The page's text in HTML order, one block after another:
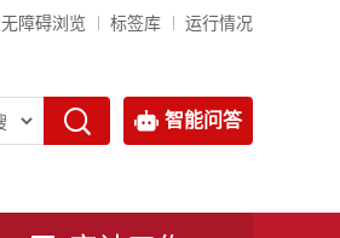
无障碍浏览 标签库 运行情况
智能问答